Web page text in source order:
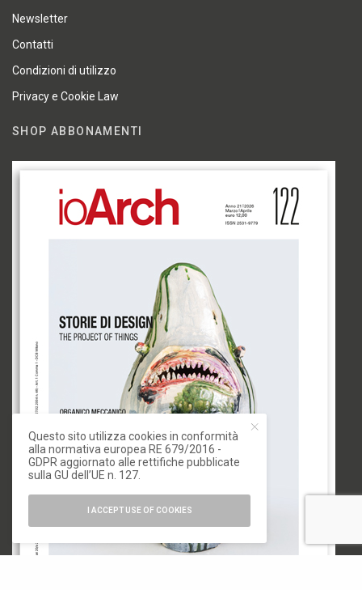
Newsletter
Contatti
Condizioni di utilizzo
Privacy e Cookie Law
SHOP ABBONAMENTI
Questo sito utilizza cookies in conformità
alla normativa europea RE 679/2016 -
GDPR aggiornato alle rettifiche pubblicate
sulla GU dell’UE n. 127.
I ACCEPT USE OF COOKIES